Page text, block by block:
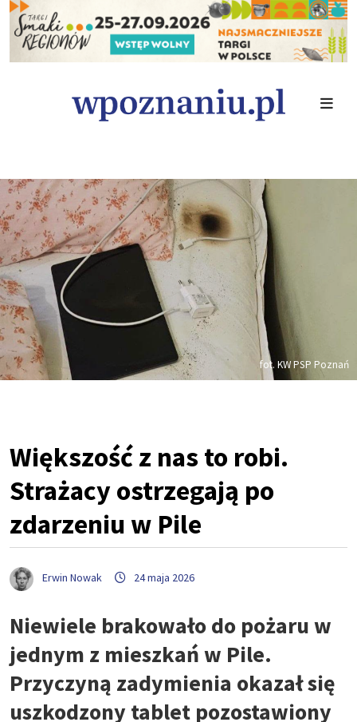
fot. KW PSP Poznań
Większość z nas to robi.
Strażacy ostrzegają po
zdarzeniu w Pile
Erwin Nowak 24 maja 2026
Niewiele brakowało do pożaru w
jednym z mieszkań w Pile.
Przyczyną zadymienia okazał się
uszkodzony tablet pozostawiony